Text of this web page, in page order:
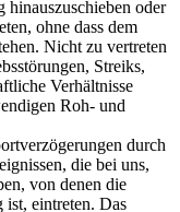
oder
ohne dass dem
Nicht zu vertreten
Streiks,
Verhältnisse
Roh- und
durch
die bei uns,
von denen die
ist, eintreten. Das